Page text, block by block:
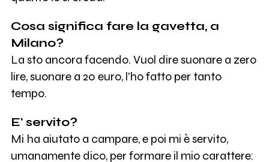
Cosa significa fare la gavetta, a
Milano?
La sto ancora facendo. Vuol dire suonare a zero
lire, suonare a 20 euro, l'ho fatto per tanto
tempo.
E' servito?
Mi ha aiutato a campare, e poi mi è servito,
umanamente dico, per formare il mio carattere: